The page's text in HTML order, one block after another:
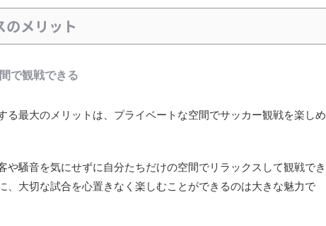
のメリット
で観戦できる
る最大のメリットは、プライベートな空間でサッカー観戦を楽しめ
や騒音を気にせずに自分たちだけの空間でリラックスして観戦でき
、大切な試合を心置きなく楽しむことができるのは大きな魅力で